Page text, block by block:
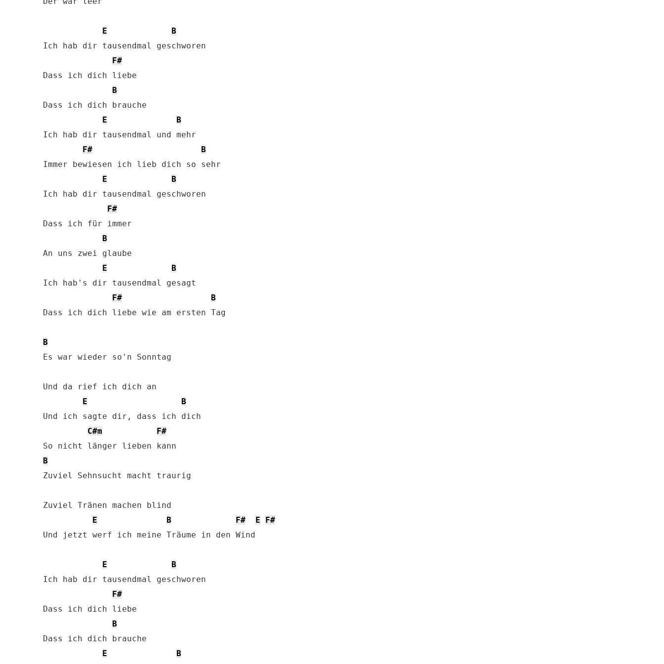
E
B
Ich hab dir tausendmal geschworen
F#
Dass ich dich liebe
B
Dass ich dich brauche
E
B
Ich hab dir tausendmal und mehr
F#
B
Immer bewiesen ich lieb dich so sehr
E
B
Ich hab dir tausendmal geschworen
F#
Dass ich für immer
B
An uns zwei glaube
E
B
Ich hab's dir tausendmal gesagt
F#
B
Dass ich dich liebe wie am ersten Tag
B
Es war wieder so'n Sonntag
Und da rief ich dich an
E
B
Und ich sagte dir, dass ich dich
C#m
F#
B
Zuviel Sehnsucht macht traurig
Zuviel Tränen machen blind
E
B F# E
F#
Und jetzt werf ich meine Träume in den Wind
E
B
Ich hab dir tausendmal geschworen
F#
Dass ich dich liebe
B
Dass ich dich brauche
E
B